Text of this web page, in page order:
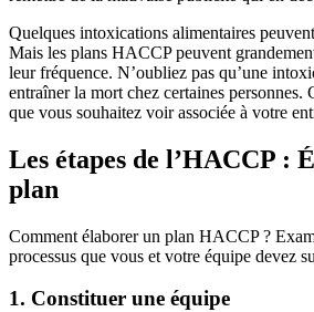
Quelques intoxications alimentaires
Mais les plans HACCP peuvent
leur fréquence. N’oubliez pas qu’une
entraîner la mort chez certaines personnes.
que vous souhaitez voir associée à votre
Les étapes de l’HACCP :
plan
Comment élaborer un plan HACCP ?
processus que vous et votre équipe devez
1. Constituer une équipe